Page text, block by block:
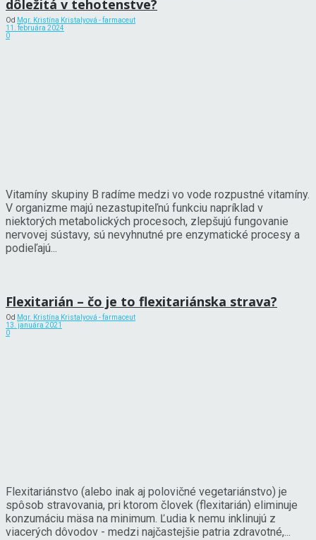
dôležitá v tehotenstve?
Od Mgr. Kristína Kristalyová - farmaceut
11. februára 2024
0
Vitamíny skupiny B radíme medzi vo vode rozpustné vitamíny.
V organizme majú nezastupiteľnú funkciu napríklad v
niektorých metabolických procesoch, zlepšujú fungovanie
nervovej sústavy, sú nevyhnutné pre enzymatické procesy a
podieľajú...
Flexitarián – čo je to flexitariánska strava?
Od Mgr. Kristína Kristalyová - farmaceut
13. januára 2021
0
Flexitariánstvo (alebo inak aj polovičné vegetariánstvo) je
spôsob stravovania, pri ktorom človek (flexitarián) eliminuje
konzumáciu mäsa na minimum. Ľudia k nemu inklinujú z
viacerých dôvodov - medzi najčastejšie patria zdravotné,...